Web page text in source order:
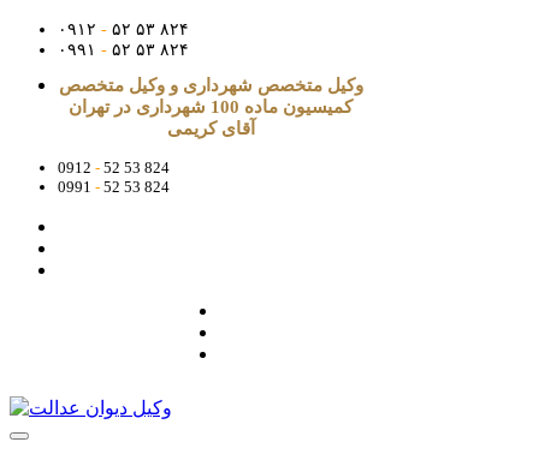
۰۹۱۲ - ۵۲ ۵۳ ۸۲۴
۰۹۹۱ - ۵۲ ۵۳ ۸۲۴
وکیل متخصص شهرداری و وکیل متخصص
کمیسیون ماده 100 شهرداری در تهران
آقای کریمی
0912 - 52 53 824
0991 - 52 53 824